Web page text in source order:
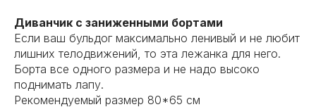
Диванчик с заниженными бортами
Если ваш бульдог максимально ленивый и не любит
лишних телодвижений, то эта лежанка для него.
Борта все одного размера и не надо высоко
поднимать лапу.
Рекомендуемый размер 80*65 см